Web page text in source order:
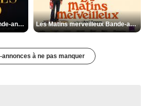
Les Silences de Riyad Bande-annonce VO STFR Les Matins merveilleux Bande-annonce VF
annonces à ne pas manquer